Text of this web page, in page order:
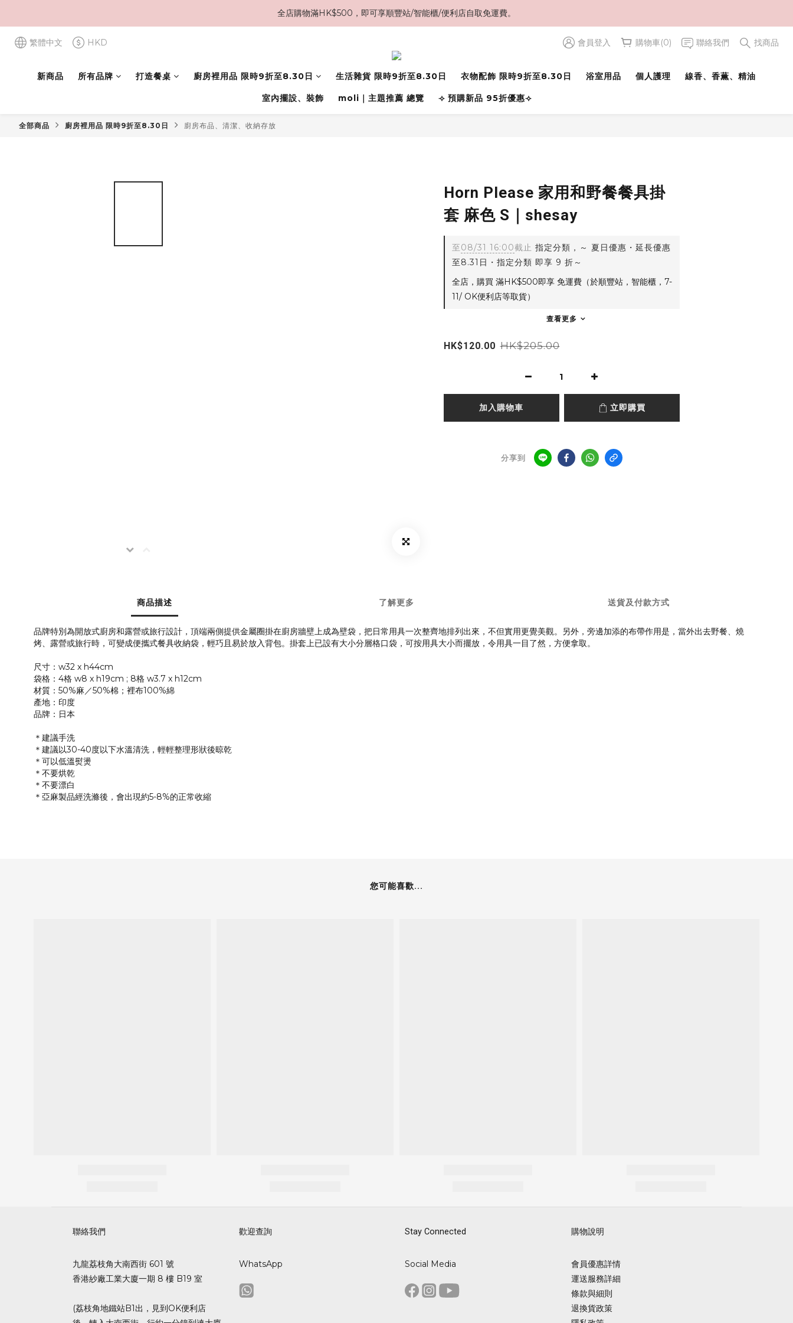
全店購物滿HK$500，即可享順豐站/智能櫃/便利店自取免運費。
繁體中文 HKD 會員登入 購物車(0) 聯絡我們 找商品
新商品 所有品牌 打造餐桌 廚房裡用品 限時9折至8.30日 生活雜貨 限時9折至8.30日 衣物配飾 限時9折至8.30日 浴室用品 個人護理 線香、香薫、精油
室內擺設、裝飾 moli｜主題推薦 總覽 ⟢ 預購新品 95折優惠⟢
全部商品 廚房裡用品 限時9折至8.30日 廚房布品、清潔、收納存放
Horn Please 家用和野餐餐具掛
套 麻色 S｜shesay
至08/31 16:00截止 指定分類，～ 夏日優惠・延長優惠
至8.31日・指定分類 即享 9 折～
全店，購買 滿HK$500即享 免運費（於順豐站，智能櫃，7-
11/ OK便利店等取貨）
查看更多
HK$120.00 HK$205.00
加入購物車 立即購買
分享到
商品描述 了解更多 送貨及付款方式
品牌特別為開放式廚房和露營或旅行設計，頂端兩側提供金屬圈掛在廚房牆壁上成為壁袋，把日常用具一次整齊地排列出來，不但實用更覺美觀。另外，旁邊加添的布帶作用是，當外出去野餐、燒
烤、露營或旅行時，可變成便攜式餐具收納袋，輕巧且易於放入背包。掛套上已設有大小分層格口袋，可按用具大小而擺放，令用具一目了然，方便拿取。
尺寸：w32 x h44cm
袋格：4格 w8 x h19cm ; 8格 w3.7 x h12cm
材質：50%麻／50%棉；裡布100%綿
產地：印度
品牌：日本
＊建議手洗
＊建議以30-40度以下水溫清洗，輕輕整理形狀後晾乾
＊可以低溫熨燙
＊不要烘乾
＊不要漂白
＊亞麻製品經洗滌後，會出現約5-8%的正常收縮
您可能喜歡...
立即購買
聯絡我們
九龍荔枝角大南西街 601 號
香港紗廠工業大廈一期 8 樓 B19 室
(荔枝角地鐵站B1出，見到OK便利店
歡迎查詢
WhatsApp
Stay Connected
Social Media
購物說明
會員優惠詳情
運送服務詳細
條款與細則
退換貨政策